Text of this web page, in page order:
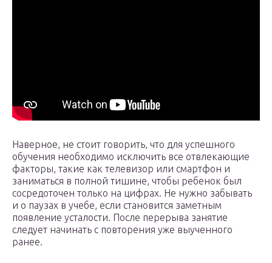
Наверное, не стоит говорить, что для успешного
обучения необходимо исключить все отвлекающие
факторы, такие как телевизор или смартфон и
заниматься в полной тишине, чтобы ребенок был
сосредоточен только на цифрах. Не нужно забывать
и о паузах в учебе, если становится заметным
появление усталости. После перерыва занятие
следует начинать с повторения уже выученного
ранее.